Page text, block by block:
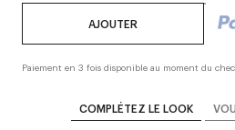
AJOUTER
Paiement en 3 fois disponible au moment du
COMPLÉTEZ LE LOOK